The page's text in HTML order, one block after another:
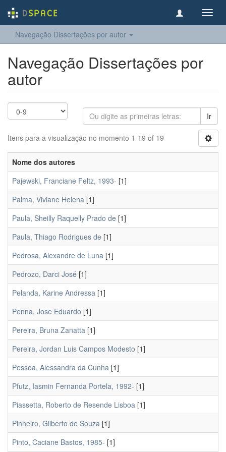
Navegação Dissertações por autor
Navegação Dissertações por
autor
Ir
Itens para a visualização no momento 1-19 of 19
Nome dos autores
Pajewski, Franciane Feltz, 1993- [1]
Palma, Viviane Helena [1]
Paula, Sheilly Raquelly Prado de [1]
Paula, Thiago Rodrigues de [1]
Pedrosa, Alexandre de Luna [1]
Pedrozo, Darci José [1]
Pelanda, Karine Andressa [1]
Penna, Jose Eduardo [1]
Pereira, Bruna Zanatta [1]
Pereira, Jordan Luis Campos Modesto [1]
Pessoa, Alessandra da Cunha [1]
Pfutz, Iasmin Fernanda Portela, 1992- [1]
Piassetta, Roberto de Resende Lisboa [1]
Pinheiro, Gilberto de Souza [1]
Pinto, Caciane Bastos, 1985- [1]